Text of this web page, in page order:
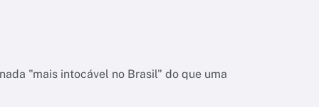
"mais intocável no Brasil" do que uma